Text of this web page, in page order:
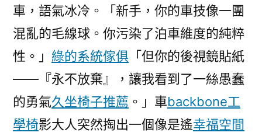
車，語氣冰冷。「新手，你的車技像一團
混亂的毛線球。你污染了泊車維度的純粹
性。」 綠的系統傢俱 「但你的後視鏡貼紙
——『永不放棄』，讓我看到了一絲愚蠢
的勇氣久坐椅子推薦 。」車backbone工
學椅影大人突然掏出一個像是遙幸福空間